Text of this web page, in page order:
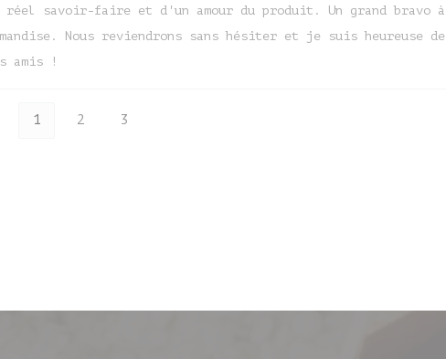
réel savoir-faire et d'un amour du produit. Un grand bravo à
Nous reviendrons sans hésiter et je suis heureuse de
amis !
1 2 3